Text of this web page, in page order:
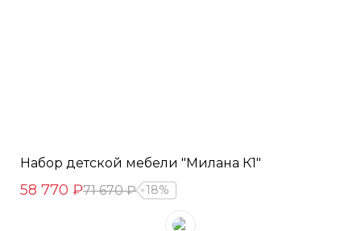
Набор детской мебели "Милана К1"
58 770 ₽71 670 ₽ 18%